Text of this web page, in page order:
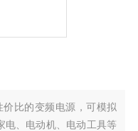
比的变频电源，可模拟
电、电动机、电动工具等